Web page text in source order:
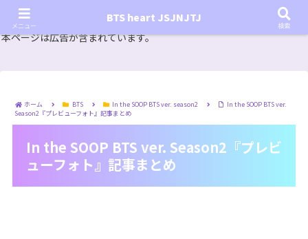
『In the SOOP BTS ver.』シーズン2放送決定！いつから始まる？インザスープの放送開始日・視聴
方法は？【In the SOOP BTS ver. Season 2】
本ページは広告が含まれています。
ホーム BTS In the SOOP BTS ver. season2
In the SOOP BTS ver.
Season2『プレビューフォト』記事まとめ
In the SOOP BTS ver. Season2『プレビ
ューフォト』記事まとめ
メニュー
BTS heart JSJNJTJ
検索